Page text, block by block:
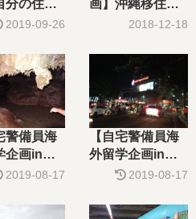
分の住む
そう！！
まで！！
本土家探
2019-09-26
画】沖縄移住の
為の、沖縄での
から送る荷物と
その方法
2018-12-18
警備員海
企画inフ
ン・セ
ったら入
2019-08-17
【自宅警備員海
外留学企画inフ
ィリピン・セ
目 第２１話
2019-08-17